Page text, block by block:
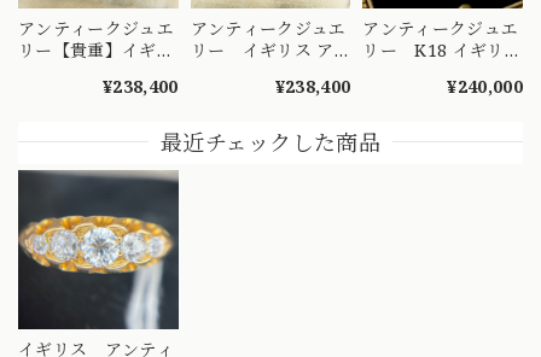
アンティークジュエ
リー【貴重】イギリ
ング ３ROWタイプ
ダイヤモンドがずら
DR00475
¥238,400
アンティークジュエ
リー イギリス ア
〜2列並んだ美しい
ヤモンド達の光の饗
宴〜DR00580
¥238,400
アンティークジュエ
リー K18 イギリス
~澄んだ透明感と虹
ーロピアンカットダ
イヤモンド〜ソリテ
¥240,000
最近チェックした商品
イギリス アンティ